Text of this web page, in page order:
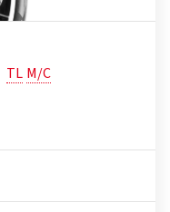
TL M/C